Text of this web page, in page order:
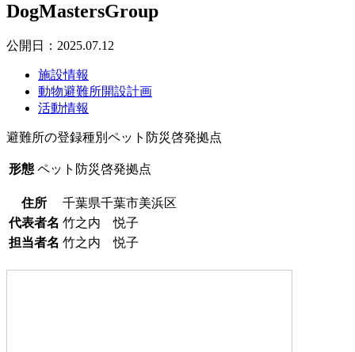
DogMastersGroup
公開日：2025.07.12
施設情報
動物避難所開設計画
活動情報
避難所の登録種別 ペット防災啓発拠点
形態 ペット防災啓発拠点
住所
千葉県千葉市美浜区
代表者名 竹之内 悦子
担当者名 竹之内 悦子